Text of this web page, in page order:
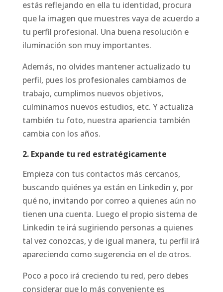
estás reflejando en ella tu identidad, procura
que la imagen que muestres vaya de acuerdo a
tu perfil profesional. Una buena resolución e
iluminación son muy importantes.
Además, no olvides mantener actualizado tu
perfil, pues los profesionales cambiamos de
trabajo, cumplimos nuevos objetivos,
culminamos nuevos estudios, etc. Y actualiza
también tu foto, nuestra apariencia también
cambia con los años.
2. Expande tu red estratégicamente
Empieza con tus contactos más cercanos,
buscando quiénes ya están en Linkedin y, por
qué no, invitando por correo a quienes aún no
tienen una cuenta. Luego el propio sistema de
Linkedin te irá sugiriendo personas a quienes
tal vez conozcas, y de igual manera, tu perfil irá
apareciendo como sugerencia en el de otros.
Poco a poco irá creciendo tu red, pero debes
considerar que lo más conveniente es